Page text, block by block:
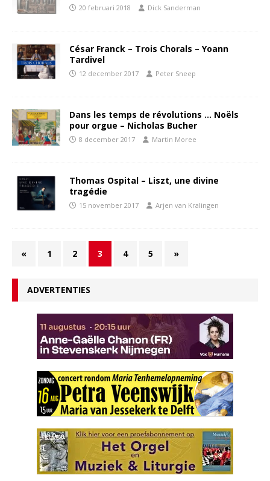
20 februari 2018 Dick Sanderman
César Franck – Trois Chorals – Yoann
Tardivel
12 december 2017 Peter Sneep
Dans les temps de révolutions … Noëls
pour orgue – Nicholas Bucher
8 december 2017 Martin Moree
Thomas Ospital – Liszt, une divine
tragédie
15 november 2017 Arjen van Kralingen
« 1 2 3 4 5 »
ADVERTENTIES